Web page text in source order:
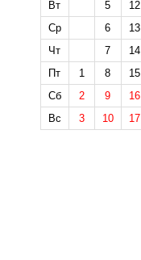
Вт
5 12
Ср
6 13
Чт
7 14
Пт
1 8 15
Сб
2 9 16
Вс
3 10 17